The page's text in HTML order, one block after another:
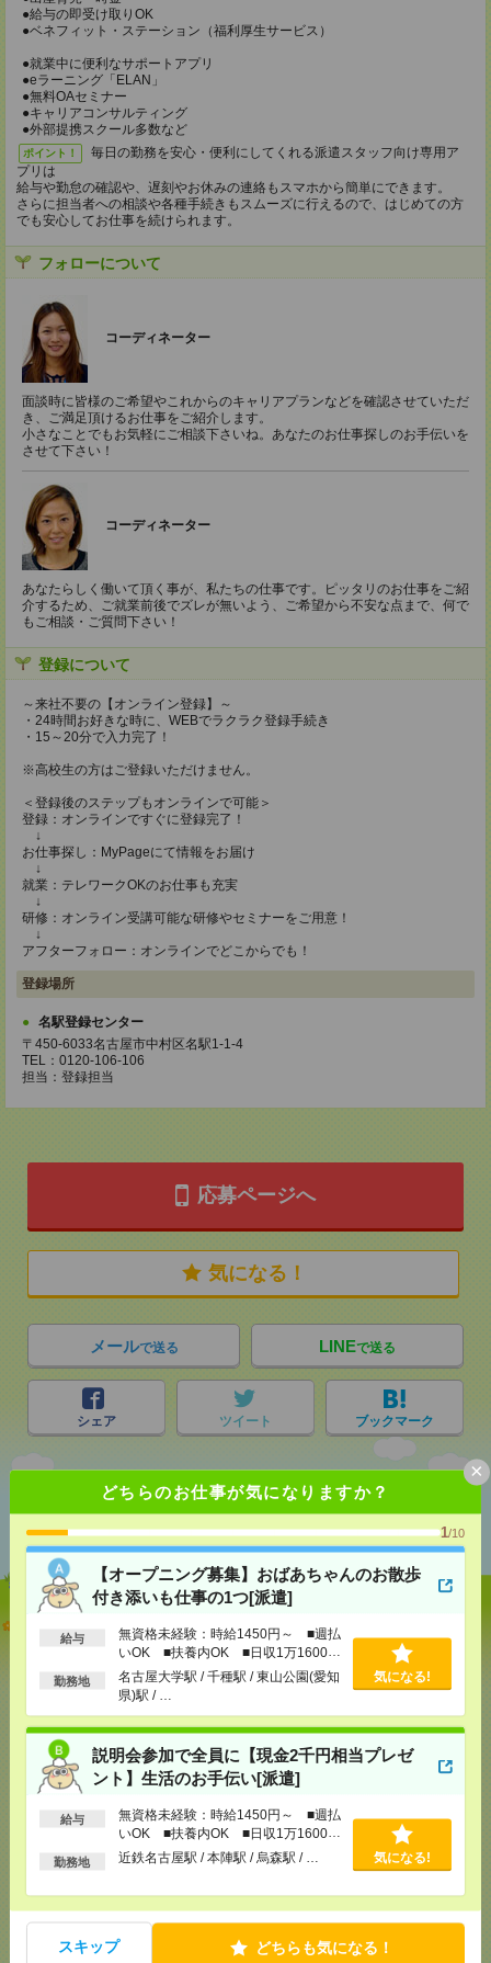
どちらのお仕事が気になりますか？
1/10
【オープニング募集】おばあちゃんのお散歩
付き添いも仕事の1つ[派遣]
給与
無資格未経験：時給1450円～ ■週払
いOK ■扶養内OK ■日収1万1600円
以上
勤務地
名古屋大学駅 / 千種駅 / 東山公園(愛知
県)駅 / …
気になる!
説明会参加で全員に【現金2千円相当プレゼ
ント】生活のお手伝い[派遣]
給与
無資格未経験：時給1450円～ ■週払
いOK ■扶養内OK ■日収1万1600円
以上
勤務地 近鉄名古屋駅 / 本陣駅 / 烏森駅 / … 気になる!
スキップ どちらも気になる！
×
●給与の即受け取りOK
●ベネフィット・ステーション（福利厚生サービス）
●就業中に便利なサポートアプリ
●eラーニング「ELAN」
●無料OAセミナー
●キャリアコンサルティング
●外部提携スクール多数など
ポイント！
毎日の勤務を安心・便利にしてくれる派遣スタッフ向け専用ア
プリは
給与や勤怠の確認や、遅刻やお休みの連絡もスマホから簡単にできます。
さらに担当者への相談や各種手続きもスムーズに行えるので、はじめての方
でも安心してお仕事を続けられます。
フォローについて
コーディネーター
面談時に皆様のご希望やこれからのキャリアプランなどを確認させていただ
き、ご満足頂けるお仕事をご紹介します。
小さなことでもお気軽にご相談下さいね。あなたのお仕事探しのお手伝いを
させて下さい！
コーディネーター
あなたらしく働いて頂く事が、私たちの仕事です。ピッタリのお仕事をご紹
介するため、ご就業前後でズレが無いよう、ご希望から不安な点まで、何で
もご相談・ご質問下さい！
登録について
～来社不要の【オンライン登録】～
・24時間お好きな時に、WEBでラクラク登録手続き
・15～20分で入力完了！
※高校生の方はご登録いただけません。
＜登録後のステップもオンラインで可能＞
登録：オンラインですぐに登録完了！
↓
お仕事探し：MyPageにて情報をお届け
↓
就業：テレワークOKのお仕事も充実
↓
研修：オンライン受講可能な研修やセミナーをご用意！
↓
アフターフォロー：オンラインでどこからでも！
登録場所
名駅登録センター
〒450-6033名古屋市中村区名駅1-1-4
TEL：0120-106-106
担当：登録担当
応募ページへ
気になる！
メールで送る LINEで送る
シェア ツイート ブックマーク
あなたの閲覧履歴からの
おすすめ
いも仕事の1つ[派遣]
[給 与]無資格未経験：時給1450円～ ■週払い
OK ■扶養内OK ■日収1万1600円以上
[交通費]交通費全額支給
[勤務地]
名古屋大学駅/千種駅/ 東山公園(愛知県)駅
…
気になる！
説明会参加で全員に【現金2千円相当プレゼント】生
活のお手伝い[派遣]
交通費全額支給
[勤務地]近鉄名古屋駅 烏森駅/…
気になる！